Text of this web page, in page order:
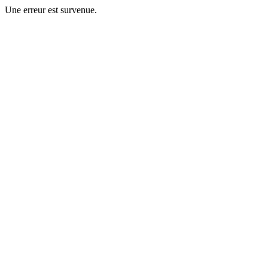
Une erreur est survenue.